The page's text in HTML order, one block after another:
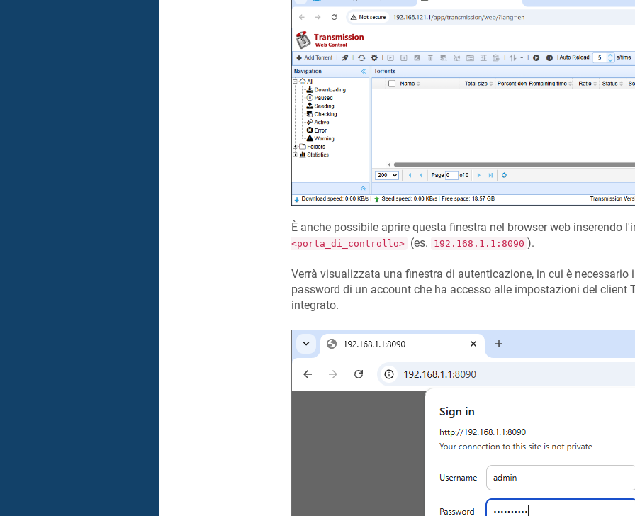
È anche possibile aprire questa finestra nel browser web inserendo
<porta_di_controllo> (es. 192.168.1.1:8090 ).
Verrà visualizzata una finestra di autenticazione, in cui è necessario
password di un account che ha accesso alle impostazioni del client
integrato.